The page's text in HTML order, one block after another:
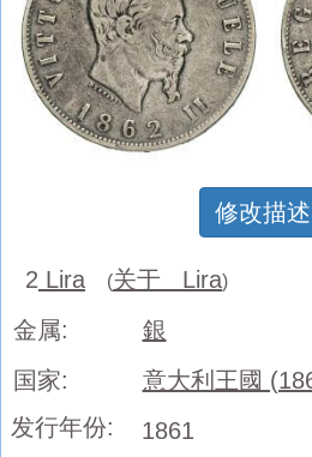
修改描述
2 Lira (关于 Lira)
金属:
銀
国家:
意大利王國
发行年份:
1861